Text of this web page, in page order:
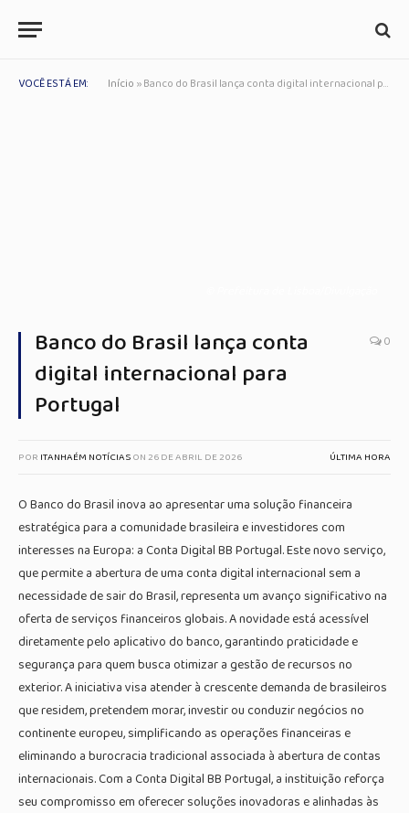
VOCÊ ESTÁ EM: Início »Banco do Brasil lança conta digital internacional para Portugal
Banco do Brasil lança conta
digital internacional para
Portugal
0
POR ITANHAÉM NOTÍCIASON26 DE ABRIL DE 2026 ÚLTIMA HORA
O Banco do Brasil inova ao apresentar uma solução financeira
estratégica para a comunidade brasileira e investidores com
interesses na Europa: a Conta Digital BB Portugal. Este novo serviço,
que permite a abertura de uma conta digital internacional sem a
necessidade de sair do Brasil, representa um avanço significativo na
oferta de serviços financeiros globais. A novidade está acessível
diretamente pelo aplicativo do banco, garantindo praticidade e
segurança para quem busca otimizar a gestão de recursos no
exterior. A iniciativa visa atender à crescente demanda de brasileiros
que residem, pretendem morar, investir ou conduzir negócios no
continente europeu, simplificando as operações financeiras e
eliminando a burocracia tradicional associada à abertura de contas
internacionais. Com a Conta Digital BB Portugal, a instituição reforça
seu compromisso em oferecer soluções inovadoras e alinhadas às